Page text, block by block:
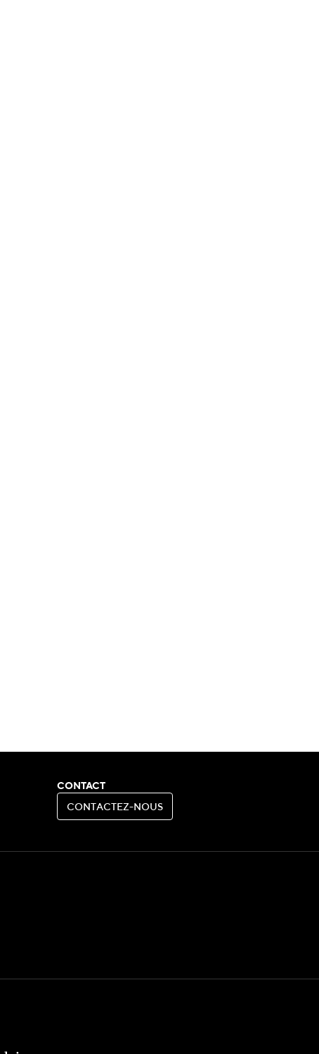
CONTACT
CO NTACT EZ- NOUS
CONTACTEZ-NOUS